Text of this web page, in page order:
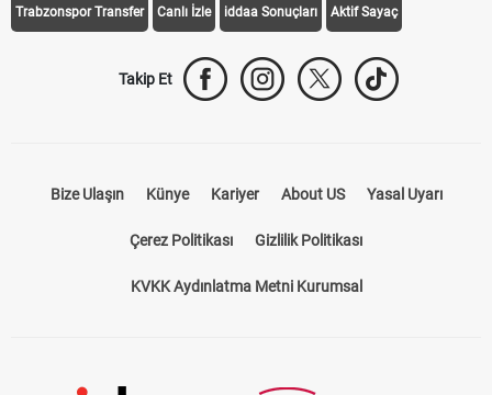
Trabzonspor Transfer Canlı İzle iddaa Sonuçları Aktif Sayaç
Takip Et
Bize Ulaşın Künye Kariyer About US Yasal Uyarı
Çerez Politikası Gizlilik Politikası
KVKK Aydınlatma Metni Kurumsal